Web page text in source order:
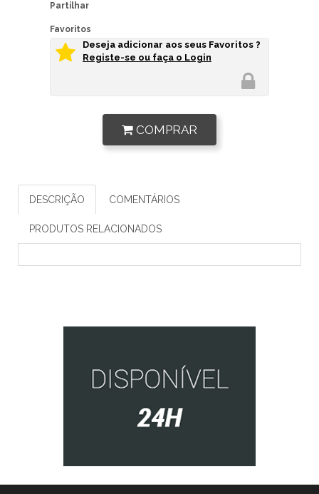
Partilhar
Favoritos
Deseja adicionar aos seus Favoritos ?
Registe-se ou faça o Login
COMPRAR
DESCRIÇÃO COMENTÁRIOS
PRODUTOS RELACIONADOS